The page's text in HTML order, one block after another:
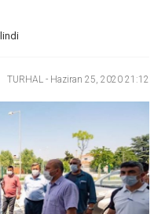
TURHAL - Haziran 25, 2020 21:12